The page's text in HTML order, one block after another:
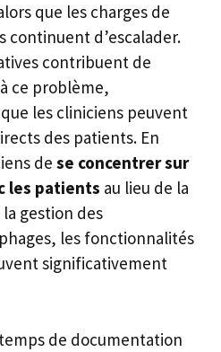
que les charges de
continuent d’escalader.
contribuent de
ce problème,
les cliniciens peuvent
des patients. En
de se concentrer sur
les patients au lieu de la
gestion des
les fonctionnalités
significativement
de documentation